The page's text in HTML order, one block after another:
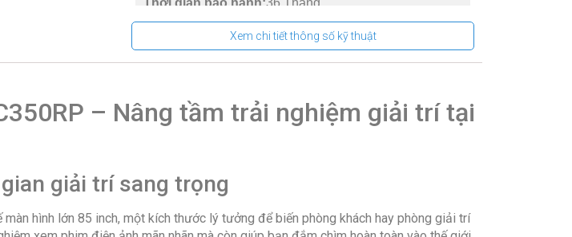
Địa điểm bảo hành:Tại nhà
Loại Tivi:VIDAA TV
Độ phân giải: 4K (UHD)
Smart Tivi:Có
Tivi 3D:Không
Xem chi tiết thông số kỹ thuật
– Nâng tầm trải nghiệm giải trí tại
giải trí sang trọng
hình lớn 85 inch, một kích thước lý tưởng để biến phòng khách hay phòng giải trí